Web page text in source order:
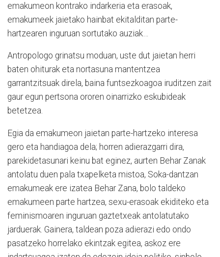
emakumeon kontrako indarkeria eta erasoak,
emakumeek jaietako hainbat ekitalditan parte-
hartzearen inguruan sortutako auziak…
Antropologo grinatsu moduan, uste dut jaietan herri
baten ohiturak eta nortasuna mantentzea
garrantzitsuak direla, baina funtsezkoagoa iruditzen zait
gaur egun pertsona ororen oinarrizko eskubideak
betetzea.
Egia da emakumeon jaietan parte-hartzeko interesa
gero eta handiagoa dela; horren adierazgarri dira,
parekidetasunari keinu bat eginez, aurten Behar Zanak
antolatu duen pala txapelketa mistoa, Soka-dantzan
emakumeak ere izatea Behar Zana, bolo taldeko
emakumeen parte hartzea, sexu-erasoak ekiditeko eta
feminismoaren inguruan gaztetxeak antolatutako
jarduerak. Gainera, taldean poza adierazi edo ondo
pasatzeko horrelako ekintzak egitea, askoz ere